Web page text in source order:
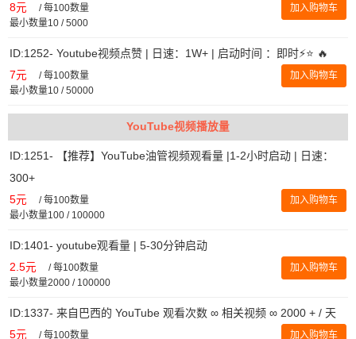
8元 /每100数量
最小数量10 / 5000
加入购物车
ID:1252- Youtube视频点赞 | 日速：1W+ | 启动时间 ：即时⚡️⭐ 🔥
7元 /每100数量
最小数量10 / 50000
加入购物车
YouTube视频播放量
ID:1251- 【推荐】YouTube油管视频观看量 |1-2小时启动 | 日速：
300+
5元 /每100数量
最小数量100 / 100000
加入购物车
ID:1401- youtube观看量 | 5-30分钟启动
2.5元 /每100数量
最小数量2000 / 100000
加入购物车
ID:1337- 来自巴西的 YouTube 观看次数 ∞ 相关视频 ∞ 2000 + / 天
5元 /每100数量
加入购物车